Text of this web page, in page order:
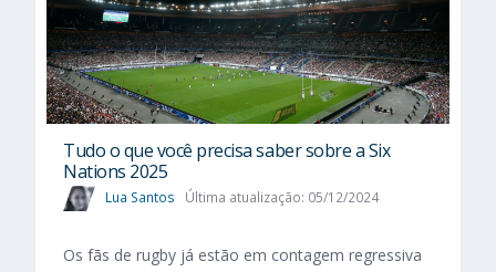
Tudo o que você precisa saber sobre a Six
Nations 2025​
Lua Santos Última atualização: 05/12/2024
Os fãs de rugby já estão em contagem regressiva